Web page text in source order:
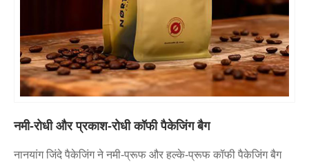
नमी-रोधी और प्रकाश-रोधी कॉफी पैकेजिंग बैग
नानयांग जिंदे पैकेजिंग ने नमी-प्रूफ और हल्के-प्रूफ कॉफी पैकेजिंग बैग